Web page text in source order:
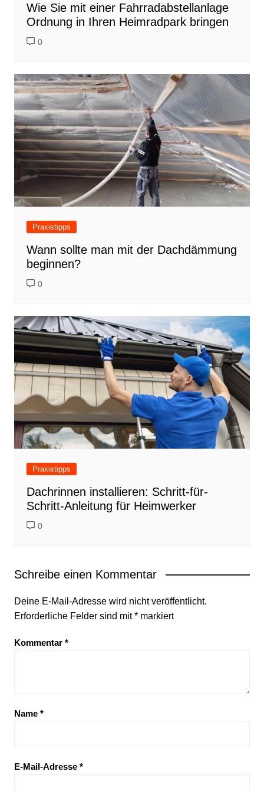
Wie Sie mit einer Fahrradabstellanlage
Ordnung in Ihren Heimradpark bringen
0
Praxistipps
Wann sollte man mit der Dachdämmung
beginnen?
0
Praxistipps
Dachrinnen installieren: Schritt-für-
Schritt-Anleitung für Heimwerker
0
Schreibe einen Kommentar
Deine E-Mail-Adresse wird nicht veröffentlicht.
Erforderliche Felder sind mit*markiert
Kommentar *
Name *
E-Mail-Adresse *